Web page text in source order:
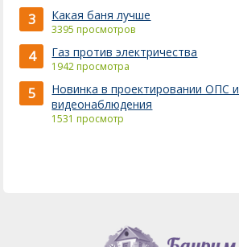
3 Какая баня лучше
3395 просмотров
4 Газ против электричества
1942 просмотра
5
Новинка в проектировании ОПС и
видеонаблюдения
1531 просмотр